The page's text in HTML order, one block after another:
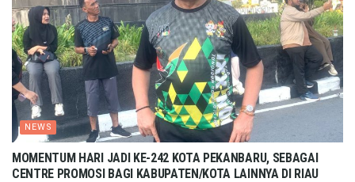
NEWS
MOMENTUM HARI JADI KE-242 KOTA PEKANBARU, SEBAGAI
CENTRE PROMOSI BAGI KABUPATEN/KOTA LAINNYA DI RIAU